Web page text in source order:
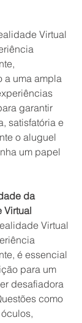
Virtual
a uma ampla
garantir
satisfatória e
o aluguel
um papel
da
Virtual
Virtual
é essencial
para um
desafiadora
como